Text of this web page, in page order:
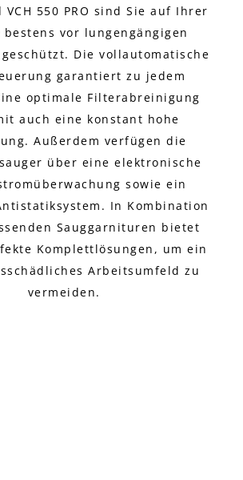
VCH 550 PRO sind Sie auf Ihrer
bestens vor lungengängigen
Die vollautomatische
garantiert zu jedem
optimale Filterabreinigung
auch eine konstant hohe
Außerdem verfügen die
über eine elektronische
sowie ein
In Kombination
Sauggarnituren bietet
Komplettlösungen, um ein
Arbeitsumfeld zu
vermeiden.